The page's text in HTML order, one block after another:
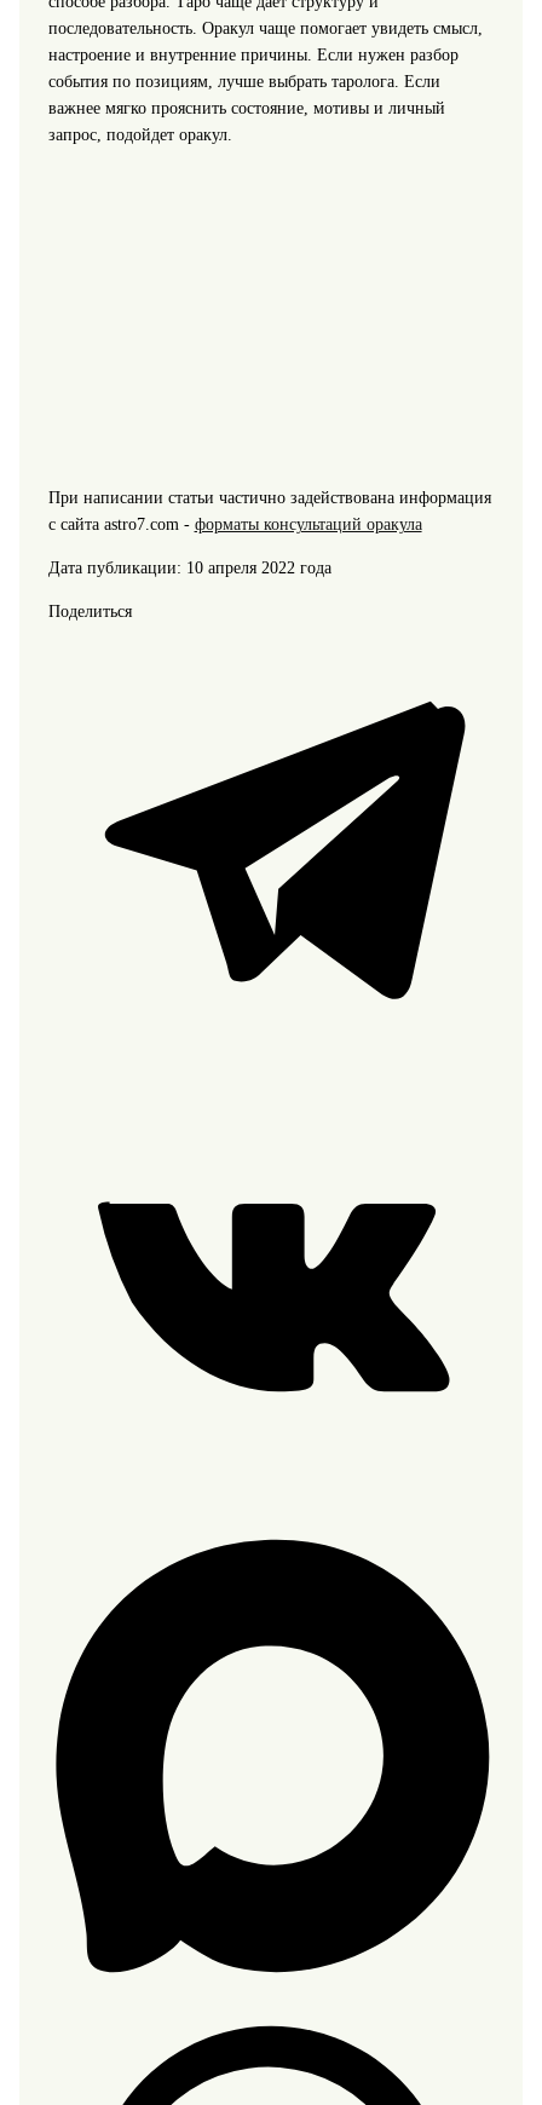
последовательность. Оракул чаще помогает увидеть смысл,
настроение и внутренние причины. Если нужен разбор
события по позициям, лучше выбрать таролога. Если
важнее мягко прояснить состояние, мотивы и личный
запрос, подойдет оракул.
При написании статьи частично задействована информация
с сайта astro7.com - форматы консультаций оракула
Дата публикации: 10 апреля 2022 года
Поделиться